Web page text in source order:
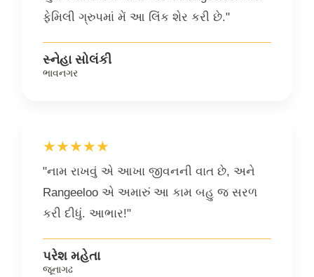
ફેમિલી ગ્રુપમાં મેં આ લિંક શેર કરી છે."
સ્નેહા સોલંકી
ભાવનગર
★★★★★
"નામ રાખવું એ આખા જીવનની વાત છે, અને
Rangeeloo એ અમારું આ કામ બહુ જ સરળ
કરી દીધું. આભાર!"
પરેશ મહેતા
જૂનાગઢ